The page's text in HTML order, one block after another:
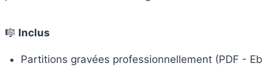
🎼 Inclus
Partitions gravées professionnellement (PDF - Eb